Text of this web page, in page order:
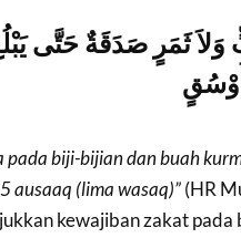
ثَمَرٍ صَدَقَةٌ حَتَّى
pada biji-bijian dan buah
ausaaq (lima wasaq)”(HR
kewajiban zakat